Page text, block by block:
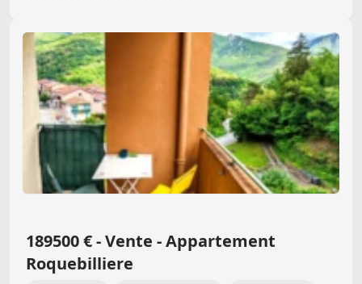
189500 € - Vente - Appartement
Roquebilliere